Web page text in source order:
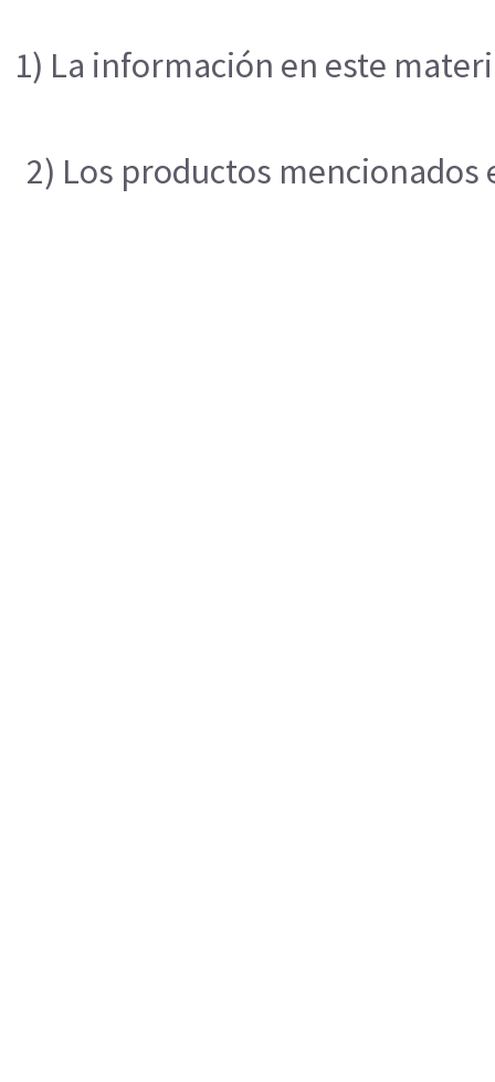
1) La información en este
2) Los productos